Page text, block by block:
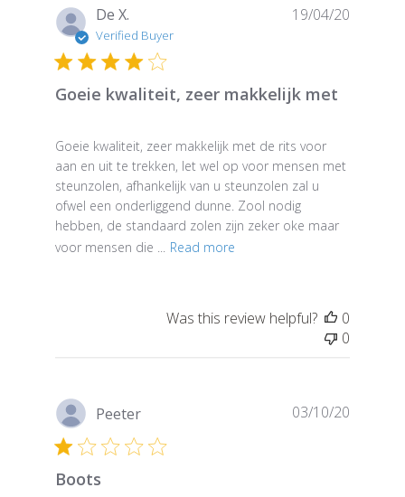
De X.
Verified Buyer
Goeie kwaliteit, zeer makkelijk met
Goeie kwaliteit, zeer makkelijk met de rits voor
aan en uit te trekken, let wel op voor mensen met
steunzolen, afhankelijk van u steunzolen zal u
ofwel een onderliggend dunne. Zool nodig
hebben, de standaard zolen zijn zeker oke maar
voor mensen die ...
Read more
19/04/20
Was this review helpful?
0
0
Peeter
Boots
03/10/20